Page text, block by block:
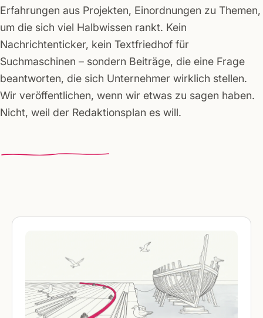
Erfahrungen aus Projekten, Einordnungen zu Themen,
um die sich viel Halbwissen rankt. Kein
Nachrichtenticker, kein Textfriedhof für
Suchmaschinen – sondern Beiträge, die eine Frage
beantworten, die sich Unternehmer wirklich stellen.
Wir veröffentlichen, wenn wir etwas zu sagen haben.
Nicht, weil der Redaktionsplan es will.